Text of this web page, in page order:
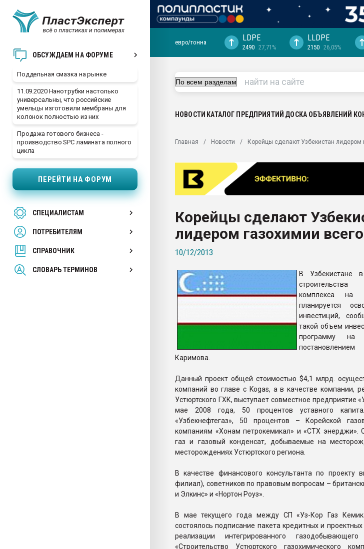
ОБСУЖДАЕМ НА ФОРУМЕ
Поддельная смазка на рынке
11.09.2020 Нанотрубки настолько
универсальны, что российские
умельцы изготовили мембраны для
колонок полностью из них
Продажа готового бизнеса -
производство SPC ламината полного
цикла
ПЕРЕЙТИ НА ФОРУМ
СПЕЦИАЛИСТАМ
ПОТРЕБИТЕЛЯМ
СПРАВОЧНИК
СЛОВАРЬ ТЕРМИНОВ
ближайшее подмосковье, с.-в.
Подмосковье, Москва
первый план в переработке
28.07.2026 "Технониколь" довольна
ситуацией на строительном рынке
Всё, что касается выдува ПЭТ
Материал поверхности пуансона для
Продам отходы Композиция
поликарбоната и АБС-пластика
Armaloy PC/ABS-1IM черный цвет
евро/тонна LDPE
2490 27,71%
LLDPE
2150 26,05%
НОВОСТИ КАТАЛОГ ПРЕДПРИЯТИЙ ДОСКА ОБЪЯВЛЕНИЙ
Главная Новости Корейцы сделают Узбекистан лидером
Корейцы сделают
лидером газохимии
10/12/2013
В Узбекистане
строительства
комплекса на
планируется
инвестиций,
такой объем
программу на
Каримова.
Данный проект общей стоимостью $4,1 млрд.
компаний во главе с Kogas, а в качестве компании,
Устюртского ГХК, выступает совместное предприятие
мае 2008 года, 50 процентов уставного
«Узбекнефтегаз», 50 процентов – Корейской
компаниям «Хонам петрокемикал» и «СТХ энерджи».
газ и газовый конденсат, добываемые на
месторождениях Устюртского региона.
В качестве финансового консультанта по проекту
филиал), советников по правовым вопросам –
и Элкинс» и «Нортон Роуз».
В мае текущего года между СП «Уз-Кор Газ
состоялось подписание пакета кредитных и
реализации интегрированного
«Строительство Устюртского газохимического